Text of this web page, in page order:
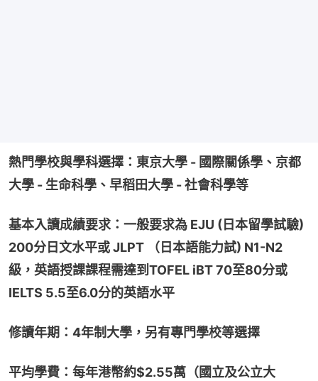
熱門學校與學科選擇：東京大學 - 國際關係學、京都
大學 - 生命科學、早稻田大學 - 社會科學等
基本入讀成績要求：一般要求為 EJU (日本留學試驗)
200分日文水平或 JLPT （日本語能力試) N1-N2
級，英語授課課程需達到TOFEL iBT 70至80分或
IELTS 5.5至6.0分的英語水平
修讀年期：4年制大學，另有專門學校等選擇
平均學費：每年港幣約$2.55萬（國立及公立大